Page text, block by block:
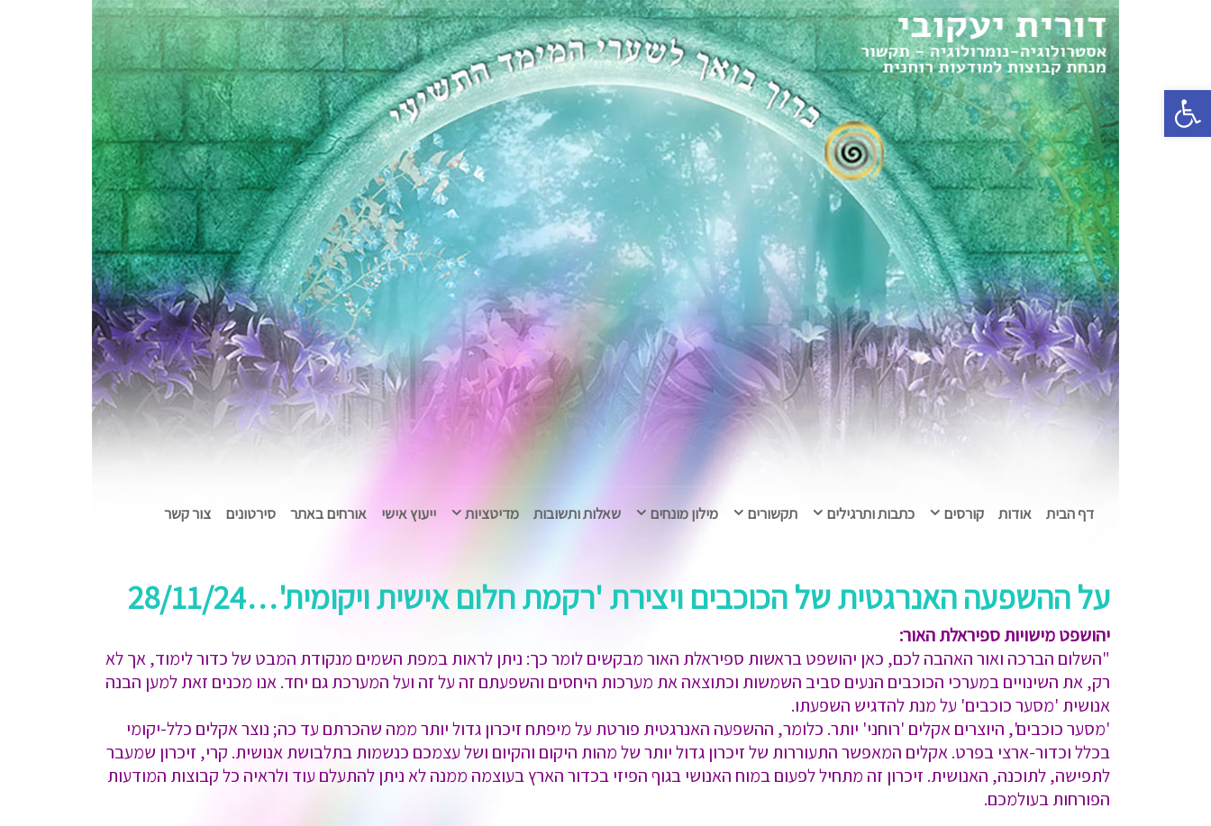
פתח סרגל נגישות
דף הבית אודות קורסים כתבות ותרגילים תקשורים מילון מונחים שאלות ותשובות מדיטציות ייעוץ אישי אורחים באתר סירטונים צור קשר
על ההשפעה האנרגטית של הכוכבים ויצירת 'רקמת חלום אישית ויקומית'…28/11/24
יהושפט מישויות ספיראלת האור:
"השלום הברכה ואור האהבה לכם, כאן יהושפט בראשות ספיראלת האור מבקשים לומר כך: ניתן לראות במפת השמים מנקודת המבט של כדור לימוד, אך לא
רק, את השינויים במערכי הכוכבים הנעים סביב השמשות וכתוצאה את מערכות היחסים והשפעתם זה על זה ועל המערכת גם יחד. אנו מכנים זאת למען הבנה
אנושית 'מסער כוכבים' על מנת להדגיש השפעתו.
'מסער כוכבים', היוצרים אקלים 'רוחני' יותר. כלומר, ההשפעה האנרגטית פורטת על מיפתח זיכרון גדול יותר ממה שהכרתם עד כה; נוצר אקלים כלל-יקומי
בכלל וכדור-ארצי בפרט. אקלים המאפשר התעוררות של זיכרון גדול יותר של מהות היקום והקיום ושל עצמכם כנשמות בתלבושת אנושית. קרי, זיכרון שמעבר
לתפישה, לתוכנה, האנושית. זיכרון זה מתחיל לפעום במוח האנושי בגוף הפיזי בכדור הארץ בעוצמה ממנה לא ניתן להתעלם עוד ולראיה כל קבוצות המודעות
הפורחות בעולמכם.